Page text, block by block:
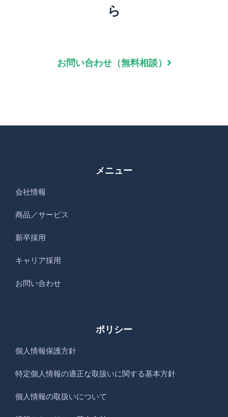
ら
お問い合わせ（無料相談）
メニュー
会社情報
商品／サービス
新卒採用
キャリア採用
お問い合わせ
ポリシー
個人情報保護方針
特定個人情報の適正な取扱いに関する基本方針
個人情報の取扱いについて